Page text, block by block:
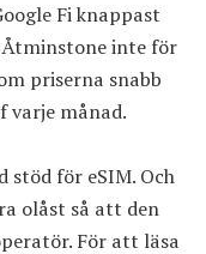
Fi knappast
inte för
priserna snabb
varje månad.
stöd för eSIM. Och
olåst så att den
För att läsa